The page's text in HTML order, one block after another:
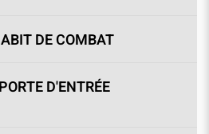
DE COMBAT
D'ENTRÉE